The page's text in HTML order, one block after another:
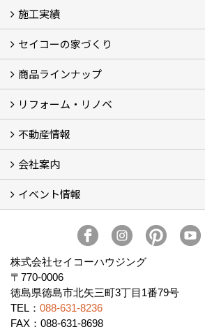
施工実績
フォトギャラリー
完工事例
お客様の声
セイコーの家づくり
家づくりコンセプト (2)
家づくりの特徴 (16)
□高性能住宅 (4)
□OMソーラーハウス (5)
□55歳からの家づくり
□わざわ座
□快適性 (4)
□光熱費 (3)
家づくりコラム
メンテナンス
商品ラインナップ
モデルハウス「Vita -ヴィータ-」
リノベーション モデルハウス「Crear -
平屋の家
建築家とつくる家 (10)
リフォーム・リノベ
セイコーのリフォーム・リノベ
もっと知りたい、セイコーのリフォーム
不動産情報
田宮・矢三の不動産ならセイコーハウジ
土地・中古住宅情報
賃貸情報
実家相続
ECOTOWN西矢三第3期・第4期分譲中
会社案内
会社概要
アクセス
スタッフ紹介
家づくりコラム
消費者志向自主宣言
ZEHビルダー2025年度実績報告書
SDGs宣言
リクルート
プライバシーポリシー
ご紹介キャンペーン
イベント情報
イベント予告
イベント報告
株式会社セイコーハウジング
〒770-0006
徳島県徳島市北矢三町3丁目1番79号
TEL： 088-631-8236
FAX：088-631-8698